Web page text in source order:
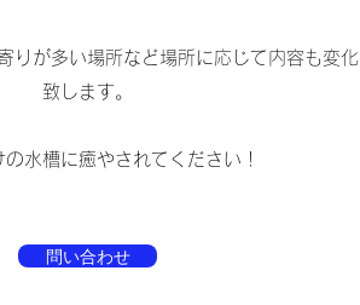
りが多い場所など場所に応じて内容も変化
致します。
の水槽に癒やされてください！
問い合わせ